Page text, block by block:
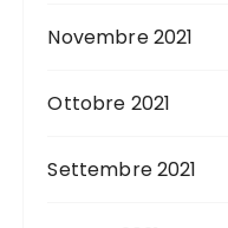
Novembre 2021
Ottobre 2021
Settembre 2021